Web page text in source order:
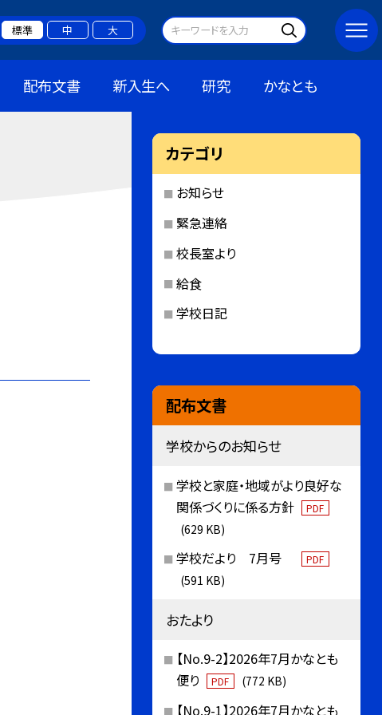
標準 中 大
配布文書 新入生へ 研究 かなとも
カテゴリ
お知らせ
緊急連絡
校長室より
給食
学校日記
配布文書
学校からのお知らせ
学校と家庭・地域がより良好な
関係づくりに係る方針
PDF
(629 KB)
学校だより 7月号 PDF
(591 KB)
おたより
【No.9-2】2026年7月かなとも
便り
PDF (772 KB)
【No.9-1】2026年7月かなとも